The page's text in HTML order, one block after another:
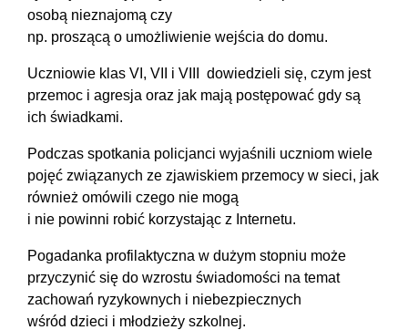
osobą nieznajomą czy
np. proszącą o umożliwienie wejścia do domu.
Uczniowie klas VI, VII i VIII dowiedzieli się, czym jest
przemoc i agresja oraz jak mają postępować gdy są
ich świadkami.
Podczas spotkania policjanci wyjaśnili uczniom wiele
pojęć związanych ze zjawiskiem przemocy w sieci, jak
również omówili czego nie mogą
i nie powinni robić korzystając z Internetu.
Pogadanka profilaktyczna w dużym stopniu może
przyczynić się do wzrostu świadomości na temat
zachowań ryzykownych i niebezpiecznych
wśród dzieci i młodzieży szkolnej.